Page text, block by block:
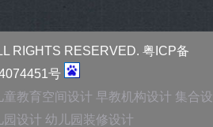
RIGHTS RESERVED. 粤ICP备
号
童教育空间设计 早教机构设计 集合设
园设计 幼儿园装修设计